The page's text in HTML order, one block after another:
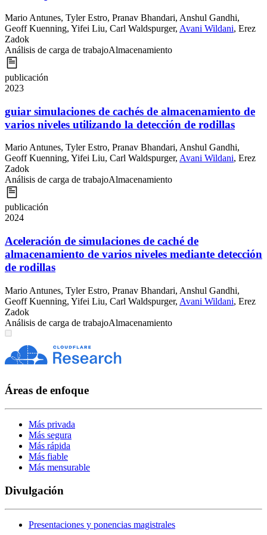
Mario Antunes, Tyler Estro, Pranav Bhandari, Anshul Gandhi,
Geoff Kuenning, Yifei Liu, Carl Waldspurger, Avani Wildani, Erez
Zadok
Análisis de carga de trabajoAlmacenamiento
publicación
2023
guiar simulaciones de cachés de almacenamiento de
varios niveles utilizando la detección de rodillas
Mario Antunes, Tyler Estro, Pranav Bhandari, Anshul Gandhi,
Geoff Kuenning, Yifei Liu, Carl Waldspurger, Avani Wildani, Erez
Zadok
Análisis de carga de trabajoAlmacenamiento
publicación
2024
Aceleración de simulaciones de caché de
almacenamiento de varios niveles mediante detección
de rodillas
Mario Antunes, Tyler Estro, Pranav Bhandari, Anshul Gandhi,
Geoff Kuenning, Yifei Liu, Carl Waldspurger, Avani Wildani, Erez
Zadok
Análisis de carga de trabajoAlmacenamiento
Áreas de enfoque
Más privada
Más segura
Más rápida
Más fiable
Más mensurable
Divulgación
Presentaciones y ponencias magistrales